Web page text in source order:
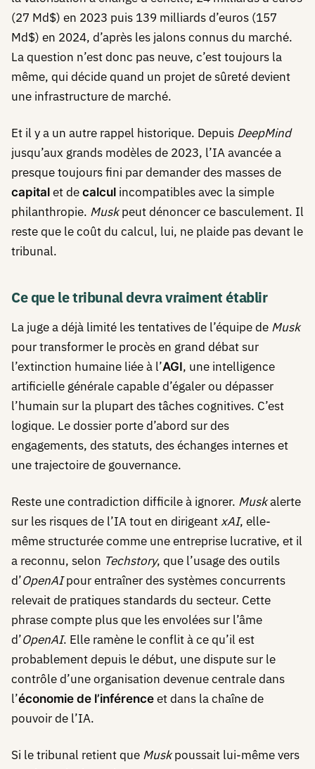
(27 Md$) en 2023 puis 139 milliards d’euros (157
Md$) en 2024, d’après les jalons connus du marché.
La question n’est donc pas neuve, c’est toujours la
même, qui décide quand un projet de sûreté devient
une infrastructure de marché.
Et il y a un autre rappel historique. Depuis DeepMind
jusqu’aux grands modèles de 2023, l’IA avancée a
presque toujours fini par demander des masses de
capital et de calcul incompatibles avec la simple
philanthropie. Muskpeut dénoncer ce basculement. Il
reste que le coût du calcul, lui, ne plaide pas devant le
tribunal.
Ce que le tribunal devra vraiment établir
La juge a déjà limité les tentatives de l’équipe de Musk
pour transformer le procès en grand débat sur
l’extinction humaine liée à l’AGI, une intelligence
artificielle générale capable d’égaler ou dépasser
l’humain sur la plupart des tâches cognitives. C’est
logique. Le dossier porte d’abord sur des
engagements, des statuts, des échanges internes et
une trajectoire de gouvernance.
Reste une contradiction difficile à ignorer. Muskalerte
sur les risques de l’IA tout en dirigeantxAI, elle-
même structurée comme une entreprise lucrative, et il
a reconnu, selon Techstory, que l’usage des outils
d’OpenAIpour entraîner des systèmes concurrents
relevait de pratiques standards du secteur. Cette
phrase compte plus que les envolées sur l’âme
d’OpenAI. Elle ramène le conflit à ce qu’il est
probablement depuis le début, une dispute sur le
contrôle d’une organisation devenue centrale dans
l’économie de l’inférence et dans la chaîne de
pouvoir de l’IA.
Si le tribunal retient que Muskpoussait lui-même vers